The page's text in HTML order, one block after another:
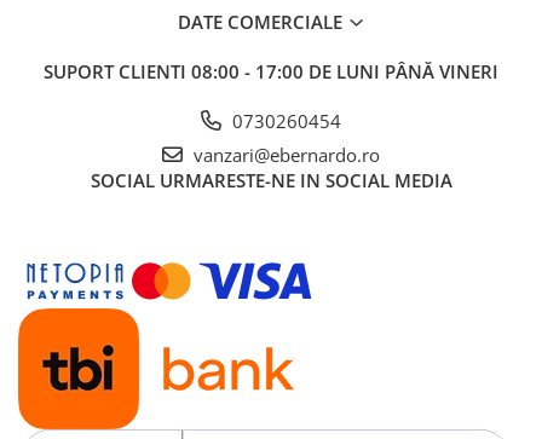
Standuri pentru strunguri
Dispozitive de prindere pentru
Elemente de prindere mecanică
Fălci pentru PHV / VHV
Papusa mobila / con de centrare
Instrumente de masurare
Afisaj digital
Bloc ecartament, masurare și
testare
DATE COMERCIALE
SUPORT CLIENTI 08:00 - 17:00 DE LUNI PÂNĂ VINERI
0730260454
vanzari@ebernardo.ro
SOCIAL URMARESTE-NE IN SOCIAL MEDIA